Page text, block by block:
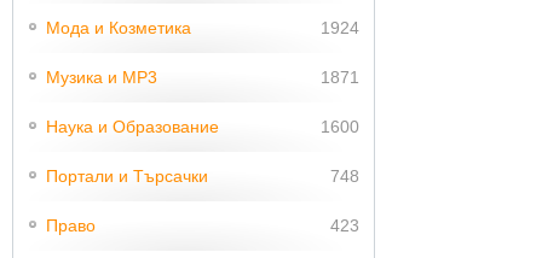
Мода и Козметика 1924
Музика и MP3 1871
Наука и Образование 1600
Портали и Търсачки 748
Право 423